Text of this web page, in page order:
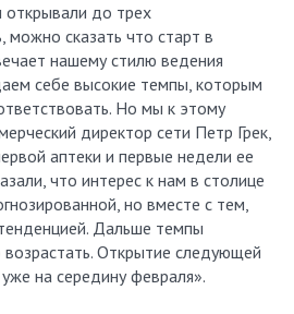
открывали до трех
сказать что старт в
нашему стилю ведения
себе высокие темпы, которым
Но мы к этому
директор сети Петр Грек,
аптеки и первые недели ее
что интерес к нам в столице
но вместе с тем,
Дальше темпы
возрастать. Открытие следующей
на середину февраля».